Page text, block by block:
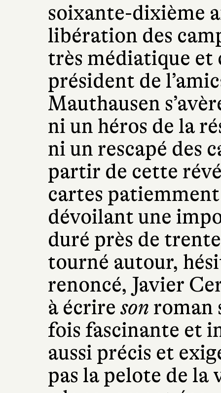
soixante-dixième
libération des
très médiatique et
président de
Mauthausen
ni un héros de la
ni un rescapé des
partir de cette
cartes
dévoilant une
duré près de
tourné autour,
renoncé, Javier
à écrire son roman
fois fascinante et
aussi précis et
pas la pelote de la